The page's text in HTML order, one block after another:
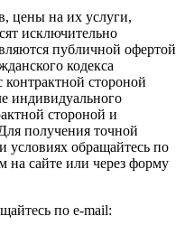
цены на их услуги,
исключительно
публичной офертой
кодекса
стороной
индивидуального
стороной и
получения точной
условиях обращайтесь по
на сайте или через форму
по e-mail: